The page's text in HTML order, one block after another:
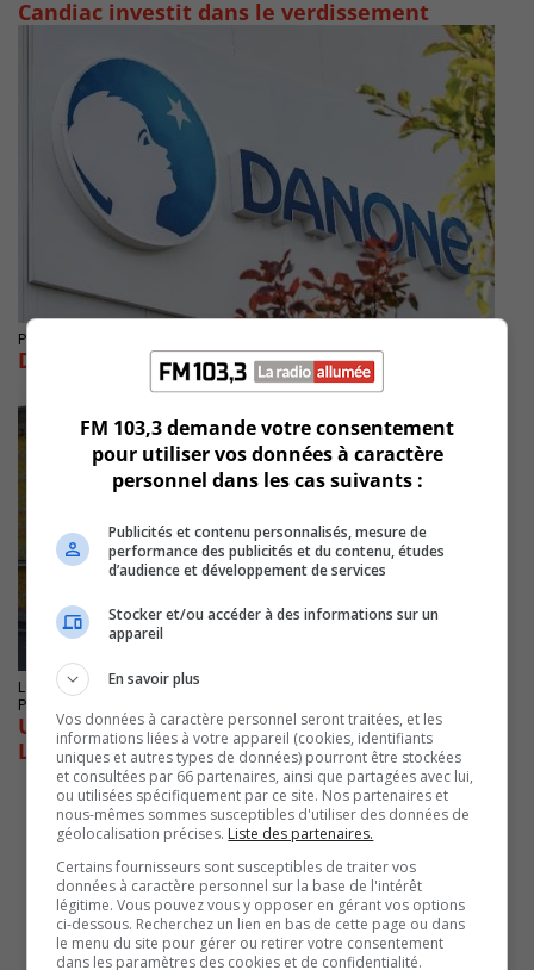
Candiac investit dans le verdissement
Publié le 14 novembre 2025 à 10h35
Danone de Boucherville voit loin en avant
LONGUEUIL
Publié le 6 mars 2024 à 06h57
Un budget dédié à la gestion de l’eau à
Longueuil
FM 103,3 demande votre consentement
pour utiliser vos données à caractère
personnel dans les cas suivants :
Publicités et contenu personnalisés, mesure de
performance des publicités et du contenu, études
d’audience et développement de services
Stocker et/ou accéder à des informations sur un
appareil
En savoir plus
Vos données à caractère personnel seront traitées, et les
informations liées à votre appareil (cookies, identifiants
uniques et autres types de données) pourront être stockées
et consultées par 66 partenaires, ainsi que partagées avec lui,
ou utilisées spécifiquement par ce site. Nos partenaires et
nous-mêmes sommes susceptibles d'utiliser des données de
géolocalisation précises. Liste des partenaires.
Certains fournisseurs sont susceptibles de traiter vos
données à caractère personnel sur la base de l'intérêt
légitime. Vous pouvez vous y opposer en gérant vos options
ci-dessous. Recherchez un lien en bas de cette page ou dans
le menu du site pour gérer ou retirer votre consentement
dans les paramètres des cookies et de confidentialité.